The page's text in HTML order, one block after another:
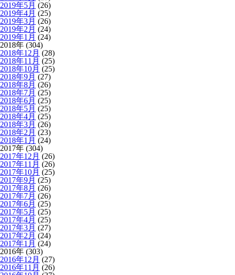
2019年5月 (26)
2019年4月 (25)
2019年3月 (26)
2019年2月 (24)
2019年1月 (24)
2018年 (304)
2018年12月 (28)
2018年11月 (25)
2018年10月 (25)
2018年9月 (27)
2018年8月 (26)
2018年7月 (25)
2018年6月 (25)
2018年5月 (25)
2018年4月 (25)
2018年3月 (26)
2018年2月 (23)
2018年1月 (24)
2017年 (304)
2017年12月 (26)
2017年11月 (26)
2017年10月 (25)
2017年9月 (25)
2017年8月 (26)
2017年7月 (26)
2017年6月 (25)
2017年5月 (25)
2017年4月 (25)
2017年3月 (27)
2017年2月 (24)
2017年1月 (24)
2016年 (303)
2016年12月 (27)
2016年11月 (26)